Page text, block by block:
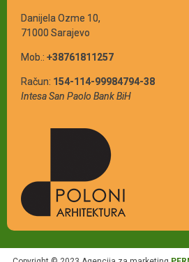
Danijela Ozme 10,
71000 Sarajevo
Mob.: +38761811257
Račun: 154-114-99984794-38
Intesa San Paolo Bank BiH